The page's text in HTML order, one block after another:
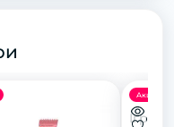
Акція